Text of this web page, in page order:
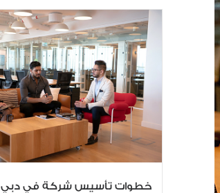
خطوات تأسيس شركة في دبي